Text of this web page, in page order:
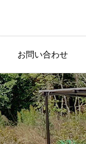
お問い合わせ